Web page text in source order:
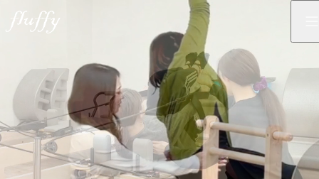
2026.04.05 ウェブサイトリニューアル
2026.04.05 ウェブサイトリニューアル